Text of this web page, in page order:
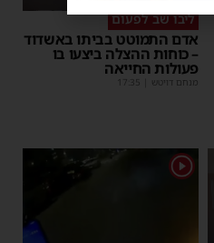
ליבו שב לפעום
אדם התמוטט בביתו באשדוד
– כוחות ההצלה ביצעו בו
פעולות החייאה
מנחם דויטש 17:35
1